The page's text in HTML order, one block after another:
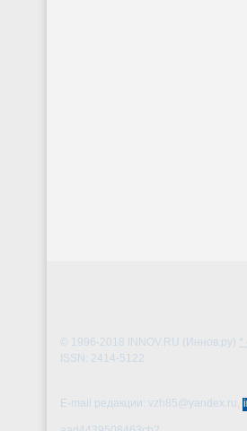
© 1996-2018 INNOV.RU (Иннов.ру) *
ISSN: 2414-5122
E-mail редакции: vzh85@yandex.ru,